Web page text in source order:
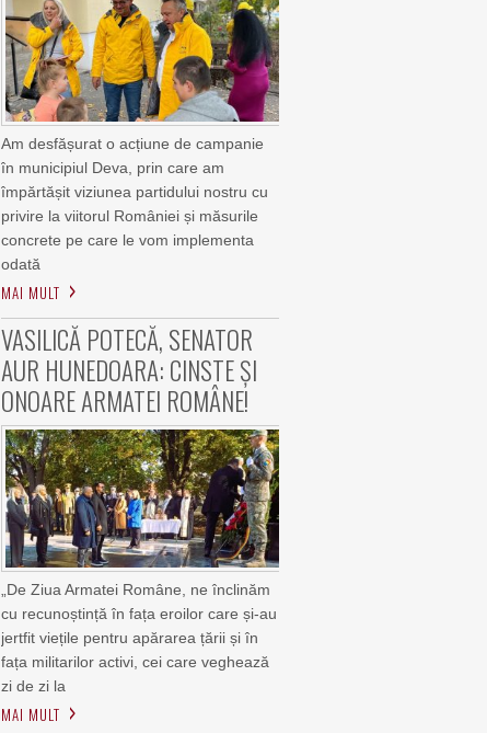
Am desfășurat o acțiune de campanie
în municipiul Deva, prin care am
împărtășit viziunea partidului nostru cu
privire la viitorul României și măsurile
concrete pe care le vom implementa
odată
MAI MULT
VASILICĂ POTECĂ, SENATOR
AUR HUNEDOARA: CINSTE ȘI
ONOARE ARMATEI ROMÂNE!
„De Ziua Armatei Române, ne înclinăm
cu recunoștință în fața eroilor care și-au
jertfit viețile pentru apărarea țării și în
fața militarilor activi, cei care veghează
zi de zi la
MAI MULT